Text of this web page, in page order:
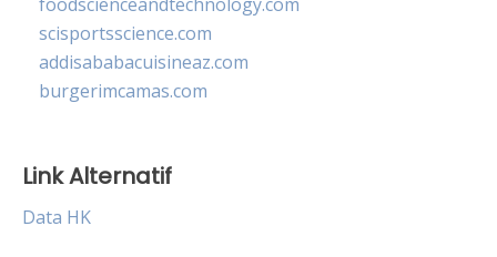
scisportsscience.com
addisababacuisineaz.com
burgerimcamas.com
Link Alternatif
Data HK